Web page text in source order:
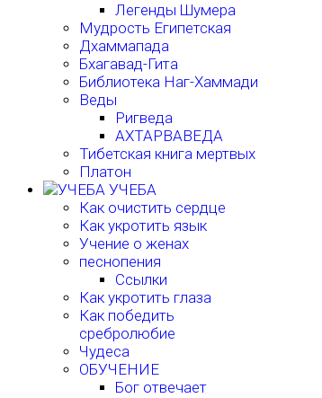
Легенды Шумера
Мудрость Египетская
Дхаммапада
Бхагавад-Гита
Библиотека Наг-Хаммади
Веды
Ригведа
АХТАРВАВЕДА
Тибетская книга мертвых
Платон
УЧЕБА
Как очистить сердце
Как укротить язык
Учение о женах
песнопения
Ссылки
Как укротить глаза
Как победить
сребролюбие
Чудеса
ОБУЧЕНИЕ
Бог отвечает